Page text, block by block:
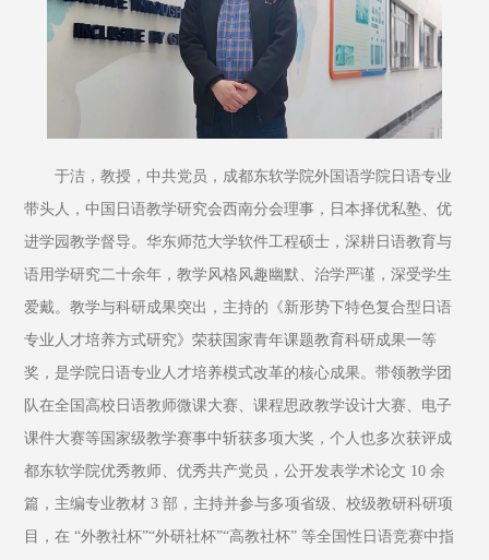
于洁，教授，中共党员，成都东软学院外国语学院日语专业
带头人，中国日语教学研究会西南分会理事，日本择优私塾、优
进学园教学督导。华东师范大学软件工程硕士，深耕日语教育与
语用学研究二十余年，教学风格风趣幽默、治学严谨，深受学生
爱戴。教学与科研成果突出，主持的《新形势下特色复合型日语
专业人才培养方式研究》荣获国家青年课题教育科研成果一等
奖，是学院日语专业人才培养模式改革的核心成果。带领教学团
队在全国高校日语教师微课大赛、课程思政教学设计大赛、电子
课件大赛等国家级教学赛事中斩获多项大奖，个人也多次获评成
都东软学院优秀教师、优秀共产党员，公开发表学术论文 10 余
篇，主编专业教材 3 部，主持并参与多项省级、校级教研科研项
目，在 “外教社杯”“外研社杯”“高教社杯” 等全国性日语竞赛中指